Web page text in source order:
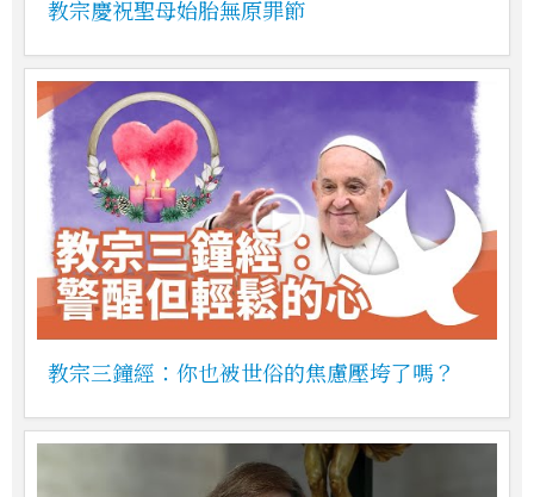
教宗慶祝聖母始胎無原罪節
教宗三鐘經：你也被世俗的焦慮壓垮了嗎？